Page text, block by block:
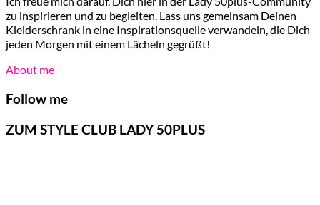
zu inspirieren und zu begleiten. Lass uns gemeinsam Deinen
Kleiderschrank in eine Inspirationsquelle verwandeln, die Dich
jeden Morgen mit einem Lächeln gegrüßt!
About me
Follow me
ZUM STYLE CLUB LADY 50PLUS